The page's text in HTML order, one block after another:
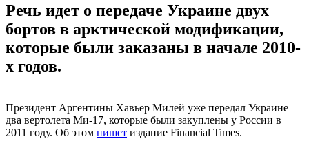
Речь идет о передаче Украине двух
бортов в арктической модификации,
которые были заказаны в начале 2010-
х годов.
Президент Аргентины Хавьер Милей уже передал Украине
два вертолета Ми-17, которые были закуплены у России в
2011 году. Об этом пишет издание Financial Times.